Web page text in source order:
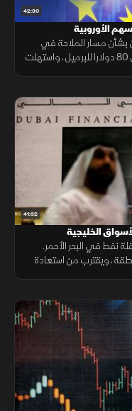
42:30
الأوروبية
بشأن مسار الملاحة في
مضيق هرمز، فيما تراجع خام برنت إلى ما دون 80 دولارا للبرميل، واستهلت
41:32
الخليجية
نفط في البحر الأحمر.
ويقترب من استعادة